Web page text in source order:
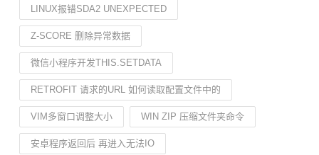
LINUX报错SDA2 UNEXPECTED
Z-SCORE 删除异常数据
微信小程序开发THIS.SETDATA
RETROFIT 请求的URL 如何读取配置文件中的
VIM多窗口调整大小 WIN ZIP 压缩文件夹命令
安卓程序返回后 再进入无法IO